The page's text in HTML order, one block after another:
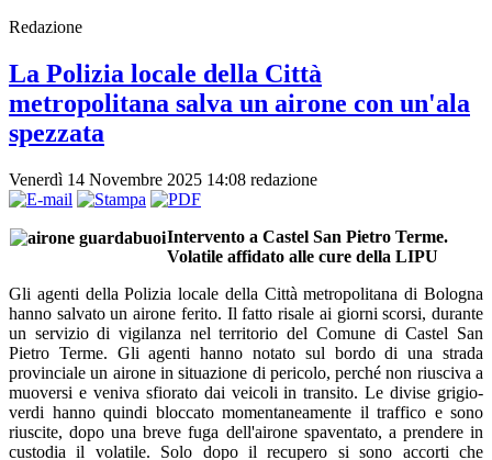
Redazione
La Polizia locale della Città
metropolitana salva un airone con un'ala
spezzata
Venerdì 14 Novembre 2025 14:08 redazione
Intervento a Castel San Pietro Terme.
Volatile affidato alle cure della LIPU
Gli agenti della Polizia locale della Città metropolitana di Bologna
hanno salvato un airone ferito. Il fatto risale ai giorni scorsi, durante
un servizio di vigilanza nel territorio del Comune di Castel San
Pietro Terme. Gli agenti hanno notato sul bordo di una strada
provinciale un airone in situazione di pericolo, perché non riusciva a
muoversi e veniva sfiorato dai veicoli in transito. Le divise grigio-
verdi hanno quindi bloccato momentaneamente il traffico e sono
riuscite, dopo una breve fuga dell'airone spaventato, a prendere in
custodia il volatile. Solo dopo il recupero si sono accorti che